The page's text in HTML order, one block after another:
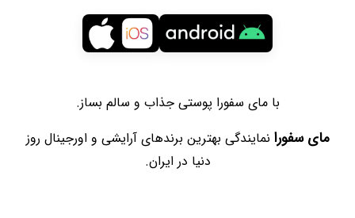
با مای سفورا پوستی جذاب و سالم بساز.
مای سفورا نمایندگی بهترین برندهای آرایشی و اورجینال روز
دنیا در ایران.